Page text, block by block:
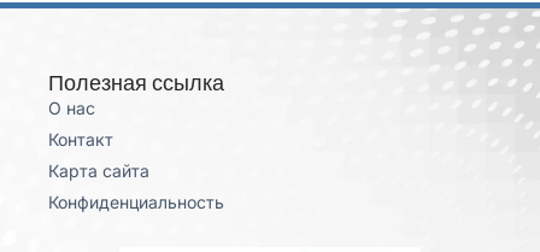
Полезная ссылка
О нас
Контакт
Карта сайта
Конфиденциальность